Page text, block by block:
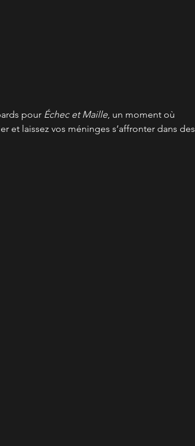
pour Échec et Maille, un moment où
et laissez vos méninges s’affronter dans des